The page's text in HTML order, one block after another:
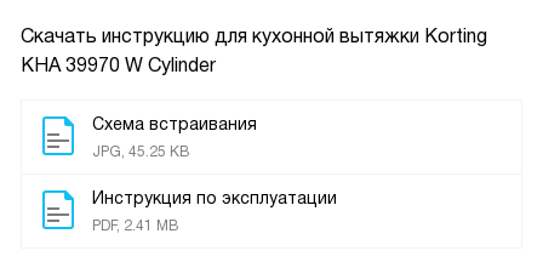
Скачать инструкцию для кухонной вытяжки Korting
KHA 39970 W Cylinder
Схема встраивания
JPG, 45.25 KB
Инструкция по эксплуатации
PDF, 2.41 MB